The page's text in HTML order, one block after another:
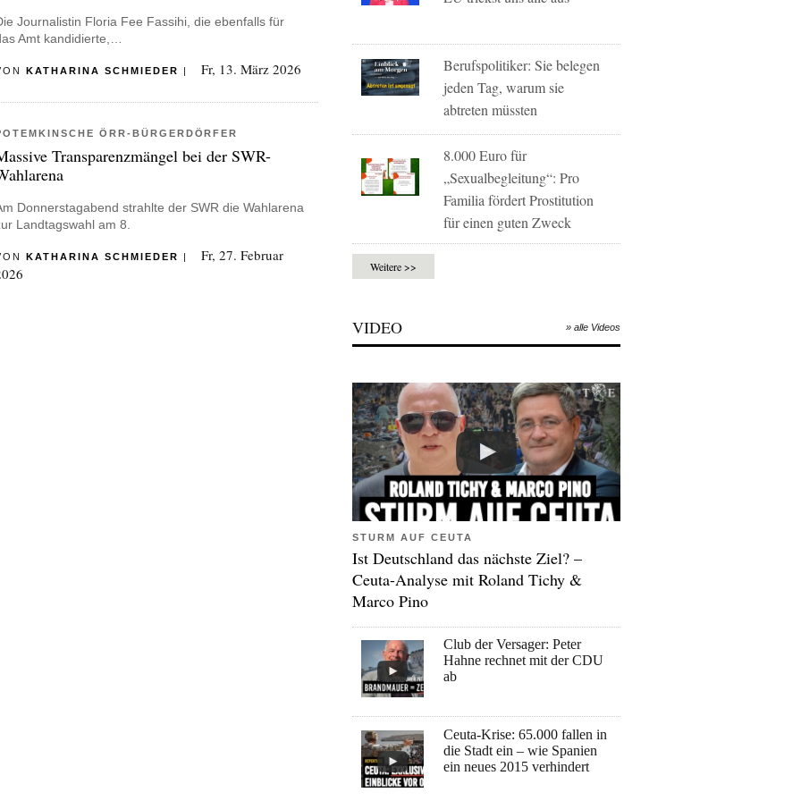
Journalistin Floria Fee Fassihi, die ebenfalls für
Amt kandidierte,…
KATHARINA SCHMIEDER | Fr, 13. März 2026
ÖRR-BÜRGERDÖRFER
Transparenzmängel bei der SWR-
Donnerstagabend strahlte der SWR die Wahlarena
Landtagswahl am 8.
KATHARINA SCHMIEDER |
Fr, 27. Februar
Berufspolitiker: Sie belegen
jeden Tag, warum sie
abtreten müssten
8.000 Euro für
„Sexualbegleitung“: Pro
Familia fördert Prostitution
für einen guten Zweck
Weitere >>
VIDEO » alle Videos
STURM AUF CEUTA
Ist Deutschland das nächste Ziel? –
Ceuta-Analyse mit Roland Tichy &
Marco Pino
Club der Versager: Peter
Hahne rechnet mit der CDU
ab
Ceuta-Krise: 65.000 fallen in
die Stadt ein – wie Spanien
ein neues 2015 verhindert